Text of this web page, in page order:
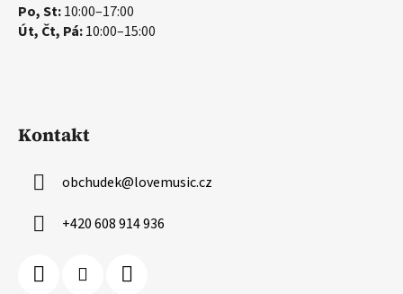
Po, St:10:00–17:00
Út, Čt, Pá:10:00–15:00
Kontakt
obchudek@lovemusic.cz
+420 608 914 936